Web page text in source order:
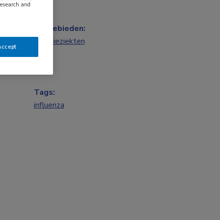
Vakgebieden:
Infectieziekten
Tags:
influenza
and